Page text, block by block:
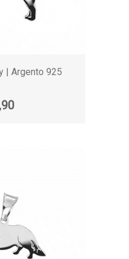
| Argento 925